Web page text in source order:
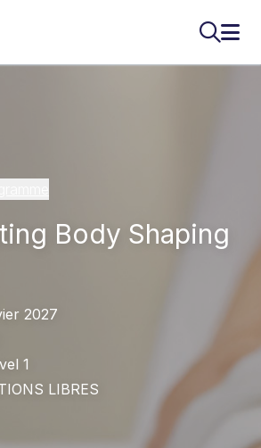
Body Shaping
2027
1
LIBRES